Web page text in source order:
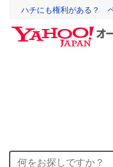
ハチにも権利がある？